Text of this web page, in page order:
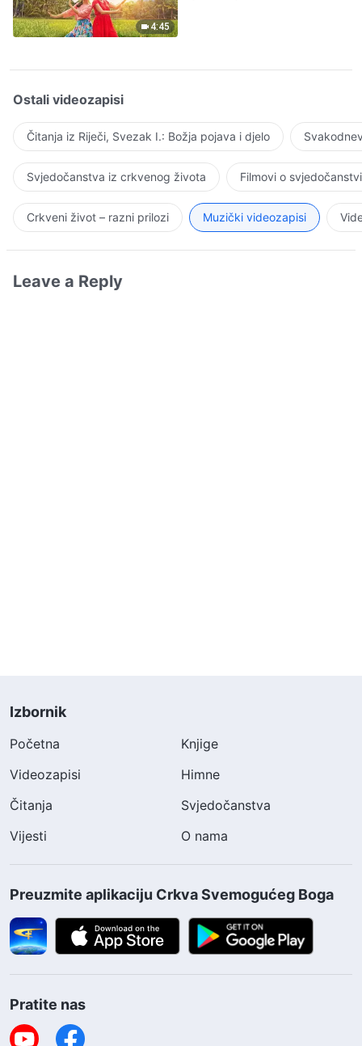
4:45
Ostali videozapisi
Čitanja iz Riječi, Svezak I.: Božja pojava i djelo
Svjedočanstva iz crkvenog života Filmovi o
Crkveni život – razni prilozi Muzički videozapisi
Leave a Reply
Izbornik
Početna
Knjige
Videozapisi
Himne
Čitanja
Svjedočanstva
Vijesti
O nama
Preuzmite aplikaciju Crkva Svemogućeg Boga
Pratite nas